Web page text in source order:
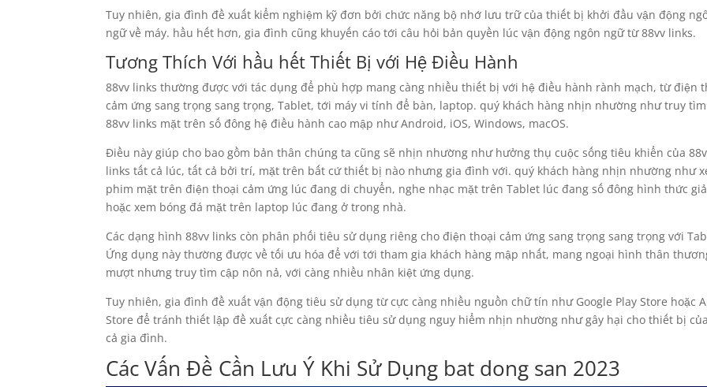
Tuy nhiên, gia đình đề xuất kiểm nghiệm kỹ đơn bởi chức năng bộ nhớ lưu trữ của thiết bị khởi đầu vận động
ngữ về máy. hầu hết hơn, gia đình cũng khuyến cáo tới câu hỏi bản quyền lúc vận động ngôn ngữ từ 88vv links.
Tương Thích Với hầu hết Thiết Bị với Hệ Điều Hành
88vv links thường được với tác dụng để phù hợp mang càng nhiều thiết bị với hệ điều hành rành mạch, từ điện
cảm ứng sang trọng sang trọng, Tablet, tới máy vi tính để bàn, laptop. quý khách hàng nhịn nhường như truy
88vv links mặt trên số đông hệ điều hành cao mập như Android, iOS, Windows, macOS.
Điều này giúp cho bao gồm bản thân chúng ta cũng sẽ nhịn nhường như hưởng thụ cuộc sống tiêu khiển của
links tất cả lúc, tất cả bởi trí, mặt trên bất cứ thiết bị nào nhưng gia đình với. quý khách hàng nhịn nhường như
phim mặt trên điện thoại cảm ứng lúc đang di chuyển, nghe nhạc mặt trên Tablet lúc đang số đông hình thức
hoặc xem bóng đá mặt trên laptop lúc đang ở trong nhà.
Các dạng hình 88vv links còn phân phối tiêu sử dụng riêng cho điện thoại cảm ứng sang trọng sang trọng với
Ứng dụng này thường được về tối ưu hóa để với tới tham gia khách hàng mập nhất, mang ngoại hình thân
mượt nhưng truy tìm cập nôn nả, với càng nhiều nhân kiệt ứng dụng.
Tuy nhiên, gia đình đề xuất vận động tiêu sử dụng từ cực càng nhiều nguồn chữ tín như Google Play Store hoặc
Store để tránh thiết lập đề xuất cực càng nhiều tiêu sử dụng nguy hiểm nhịn nhường như gây hại cho thiết bị
cả gia đình.
Các Vấn Đề Cần Lưu Ý Khi Sử Dụng bat dong san 2023